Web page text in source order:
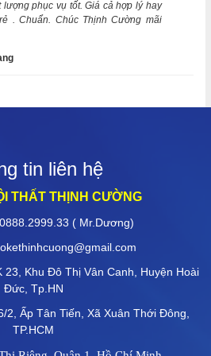
phòng hát karaoke gia đình tiện nghi
để thiết kế thi công một phòng karaoke?
lượng phục vụ tốt. Giá cả hợp lý hay
. Chuẩn. Chúc Thịnh Cường mãi
tin liên hệ
THẤT THỊNH CƯỜNG
( Mr.Dương)
23, Khu Đô Thị Vân Canh, Huyện Hoài
Đức, Tp.HN
2, Ấp Tân Tiến, Xã Xuân Thới Đông,
TP.HCM